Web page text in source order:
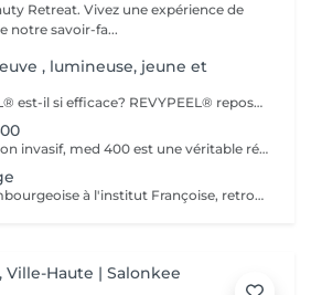
Retreat. Vivez une expérience de
notre savoir-fa...
, lumineuse, jeune et
Pourquoi REVYPEEL® est-il si efficace? REVYPEEL® repose sur une combinaison exclusive de trois acides aux actions complémentaires : Des Résultats Visibles et Durables Effet "peau neuve" : Exfoliation contrôlée pour une texture affínée, un teint éclatant et uniformisé. Anti-âge : Stimulation de la production de collagène pour une peau ferme et repulpée. Anti-imperfections : Réduction des rides, cicatrices d'acné et pores dilatés. Éclaircissant : Diminution des taches pigmentaires et prévention des récidives. 3. Adapté à Tous les Types de Peau , REVYPEEL® s'adapte à chaque besoin : Version LOW : Pour une exfoliation douce, idéale pour les peaux sensibles ou en entretien. 4. Sécurité et Confort Contrôle optimal :pas de risques d'irritation ou de rougeurs. Contrairement aux peelings agressifs, REVYPEEL® offre une récupération rapide
Véritable bio lifting non invasif, med 400 est une véritable révolution dans le domaine de l'esthétique. Combinant la diathermologie et la diathermo-concentration, cette technique va complètement régénérer la peau, raffermir les muscles faciaux, vascularisé les tissus profonds, ré oxygéner les tissus du visage, traiter le relâchement, les rides faciales et le cou. Le traitement va débarrasser la peau de toutes ses impuretés. Puis,la sonophorèse, innovation agissant comme une mésothérapie sans aiguilles, va permettre la pénétration de tous les actifs. Les résultats sont visibles dès la première séance. Cure de 6 soins - Prix 1100
En exclusivité Luxembourgeoise à l'institut Françoise, retrouvez la solution naturelle, non invasive et efficace pour répondre à votre souhait de rajeunissement durable. Le visage, l'ovale et le cou sont redessinés et retrouvent leur tonicité, les rides et plis s'atténuent, le regard retrouve sa luminosité. Les résultats sont visibles dès la première séance. Chaque traitement doit être fait tous les deux mois. Cure de 3 Soins - Prix 1029 Cure de 5 Soins - Prix 1560